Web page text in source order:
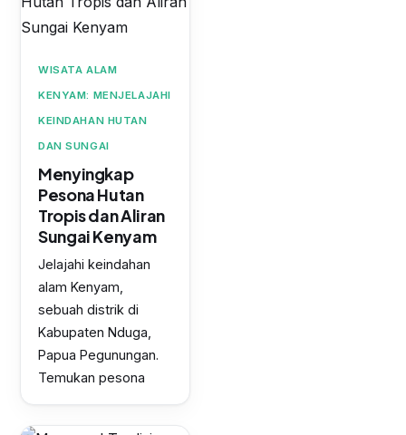
WISATA ALAM
KENYAM: MENJELAJAHI
KEINDAHAN HUTAN
DAN SUNGAI
Menyingkap
Pesona Hutan
Tropis dan Aliran
Sungai Kenyam
Jelajahi keindahan
alam Kenyam,
sebuah distrik di
Kabupaten Nduga,
Papua Pegunungan.
Temukan pesona